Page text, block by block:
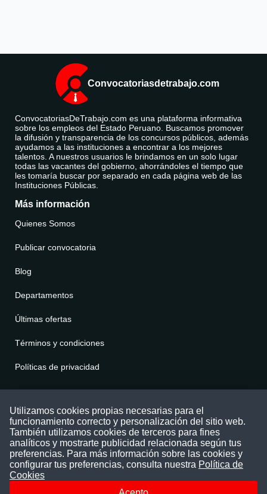
Convocatoriasdetrabajo.com
ConvocatoriasDeTrabajo.com es una plataforma informativa
sobre los empleos del Estado Peruano. Buscamos promover
la difusión y transparencia de los concursos públicos, además
ayudamos a las instituciones a encontrar a los mejores
talentos. A nuestros usuarios le brindamos en un solo lugar
todas las vacantes del gobierno, ahorrándoles el tiempo que
les tomaría buscar por separado en cada página web de las
Instituciones Públicas.
Más información
Quienes Somos
Publicar convocatoria
Blog
Departamentos
Últimas ofertas
Términos y condiciones
Políticas de privacidad
Puede comunicarse con nosotros a través
nuestras redes sociales o del correo:
contacto@convocatoriasdetrabajo.com
Siguenos en:
Utilizamos cookies propias necesarias para el
funcionamiento correcto y personalización del sitio web.
También utilizamos cookies de terceros para fines
analíticos y mostrarte publicidad relacionada según tus
preferencias. Para más información sobre las cookies y
configurar tus preferencias, consulta nuestra Política de
Cookies